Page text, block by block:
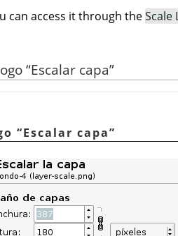
can access it through theScale
“Escalar capa”
“Escalar capa”